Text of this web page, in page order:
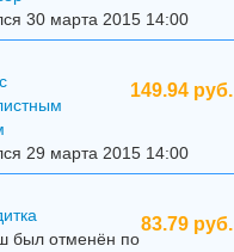
30 марта 2015 14:00
149.94 руб.
29 марта 2015 14:00
83.79 руб.
был отменён по